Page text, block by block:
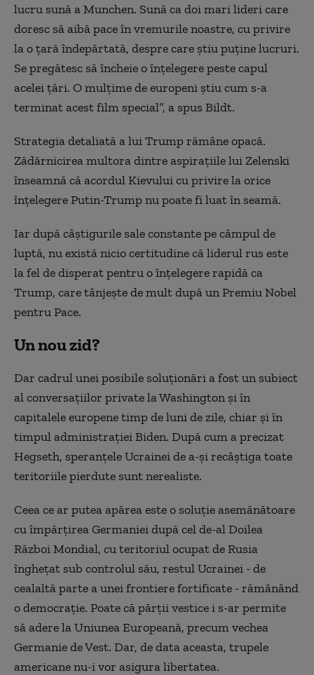
lucru sună a Munchen. Sună ca doi mari lideri care
doresc să aibă pace în vremurile noastre, cu privire
la o ţară îndepărtată, despre care ştiu puţine lucruri.
Se pregătesc să încheie o înţelegere peste capul
acelei ţări. O mulţime de europeni ştiu cum s-a
terminat acest film special”, a spus Bildt.
Strategia detaliată a lui Trump rămâne opacă.
Zădărnicirea multora dintre aspiraţiile lui Zelenski
înseamnă că acordul Kievului cu privire la orice
înţelegere Putin-Trump nu poate fi luat în seamă.
Iar după câştigurile sale constante pe câmpul de
luptă, nu există nicio certitudine că liderul rus este
la fel de disperat pentru o înţelegere rapidă ca
Trump, care tânjeşte de mult după un Premiu Nobel
pentru Pace.
Un nou zid?
Dar cadrul unei posibile soluţionări a fost un subiect
al conversaţiilor private la Washington şi în
capitalele europene timp de luni de zile, chiar şi în
timpul administraţiei Biden. După cum a precizat
Hegseth, speranţele Ucrainei de a-şi recâştiga toate
teritoriile pierdute sunt nerealiste.
Ceea ce ar putea apărea este o soluţie asemănătoare
cu împărţirea Germaniei după cel de-al Doilea
Război Mondial, cu teritoriul ocupat de Rusia
îngheţat sub controlul său, restul Ucrainei - de
cealaltă parte a unei frontiere fortificate - rămânând
o democraţie. Poate că părţii vestice i s-ar permite
să adere la Uniunea Europeană, precum vechea
Germanie de Vest. Dar, de data aceasta, trupele
americane nu-i vor asigura libertatea.